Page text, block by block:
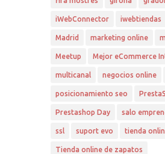
iWebConnector iwebtiendas
Madrid marketing online
Meetup Mejor eCommerce
multicanal negocios online
posicionamiento seo
Prestashop Day salo
ssl suport evo tienda
Tienda online de zapatos